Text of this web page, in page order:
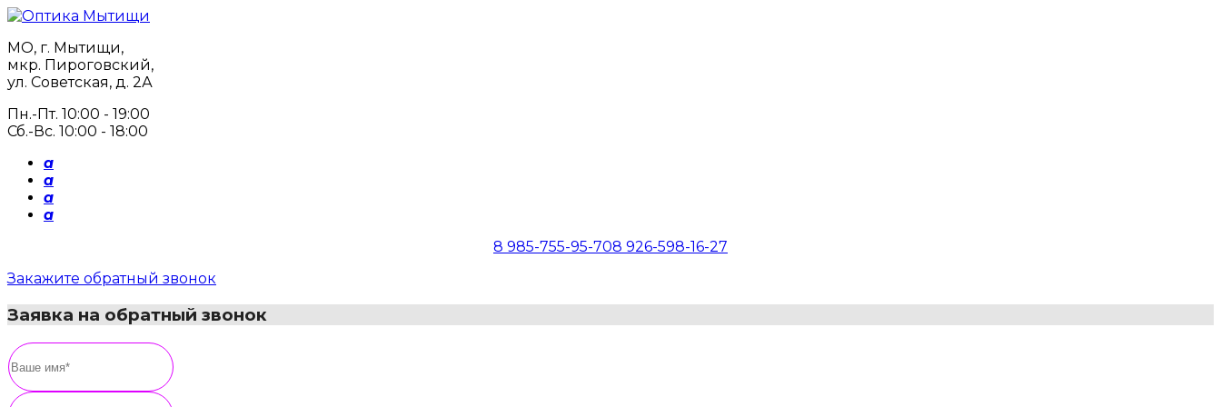
МО, г. Мытищи,
мкр. Пироговский,
ул. Советская, д. 2А
Пн.-Пт. 10:00 - 19:00
Сб.-Вс. 10:00 - 18:00
a
a
a
a
8 985-755-95-708 926-598-16-27
Закажите обратный звонок
Заявка на обратный звонок